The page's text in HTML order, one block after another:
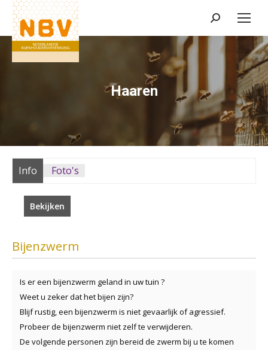
Zoeken:
Haaren
Info Foto's
Bekijken
Bijenzwerm
Is er een bijenzwerm geland in uw tuin ?
Weet u zeker dat het bijen zijn?
Blijf rustig, een bijenzwerm is niet gevaarlijk of agressief.
Probeer de bijenzwerm niet zelf te verwijderen.
De volgende personen zijn bereid de zwerm bij u te komen